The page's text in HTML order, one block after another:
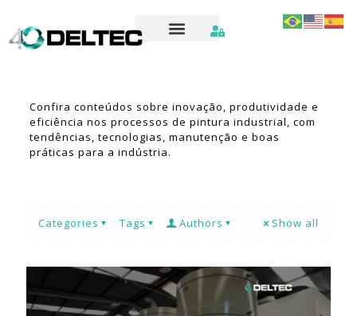
Confira conteúdos sobre inovação, produtividade e
eficiência nos processos de pintura industrial, com
tendências, tecnologias, manutenção e boas
práticas para a indústria.
Categories Tags Authors Show all